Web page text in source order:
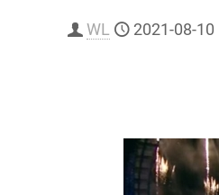
WL 2021-08-10